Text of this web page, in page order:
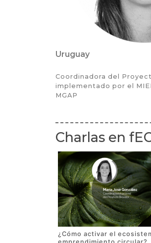
Uruguay
Coordinadora del
implementado por el
MGAP
Charlas en
¿Cómo activar el